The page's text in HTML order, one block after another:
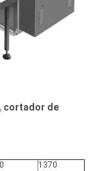
cortador de
1370